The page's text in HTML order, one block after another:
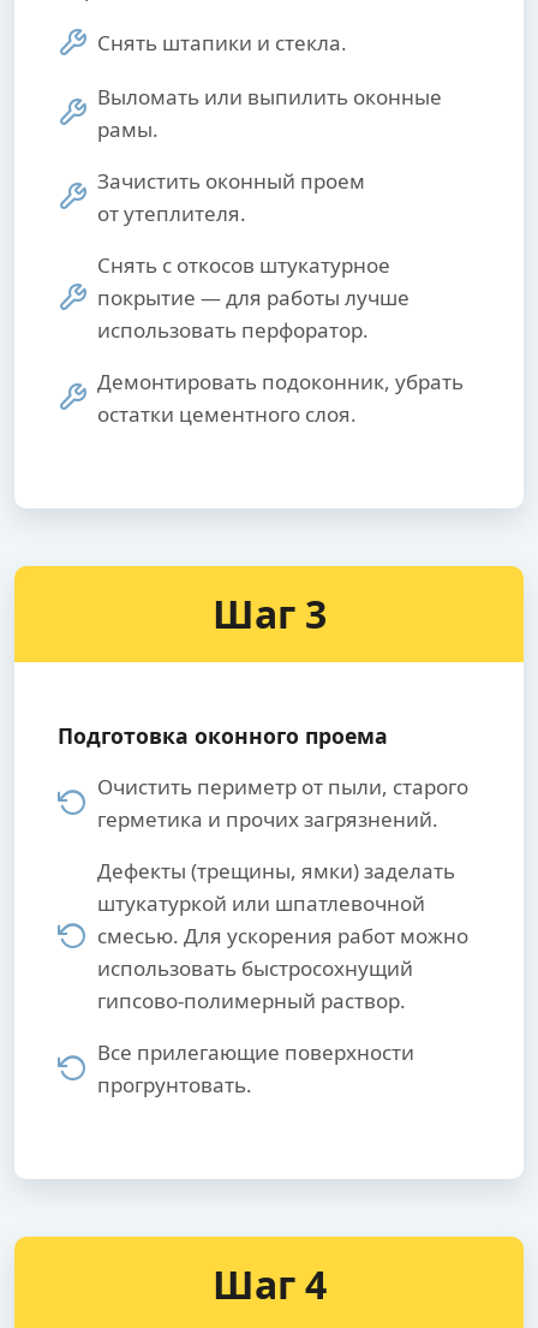
Снять штапики и стекла.
Выломать или выпилить оконные
рамы.
Зачистить оконный проем
от утеплителя.
Снять с откосов штукатурное
покрытие — для работы лучше
использовать перфоратор.
Демонтировать подоконник, убрать
остатки цементного слоя.
Шаг 3
Подготовка оконного проема
Очистить периметр от пыли, старого
герметика и прочих загрязнений.
Дефекты (трещины, ямки) заделать
штукатуркой или шпатлевочной
смесью. Для ускорения работ можно
использовать быстросохнущий
гипсово-полимерный раствор.
Все прилегающие поверхности
прогрунтовать.
Шаг 4